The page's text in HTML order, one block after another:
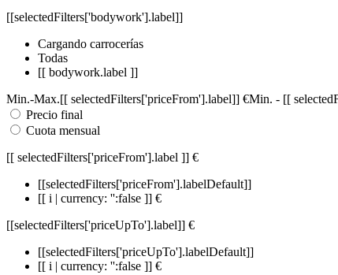
[[selectedFilters['bodywork'].label]]
Cargando carrocerías
Todas
[[ bodywork.label ]]
Min.-Max.[[ selectedFilters['priceFrom'].label]] €Min. - [[
Precio final
Cuota mensual
[[ selectedFilters['priceFrom'].label ]] €
[[selectedFilters['priceFrom'].labelDefault]]
[[ i | currency: '':false ]] €
[[selectedFilters['priceUpTo'].label]] €
[[selectedFilters['priceUpTo'].labelDefault]]
[[ i | currency: '':false ]] €